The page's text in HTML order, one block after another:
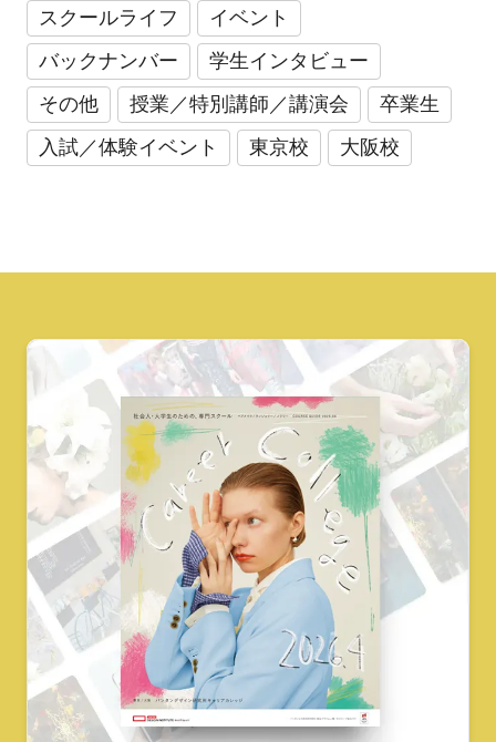
スクールライフ
イベント
バックナンバー
学生インタビュー
その他
授業／特別講師／講演会
卒業生
入試／体験イベント
東京校 大阪校